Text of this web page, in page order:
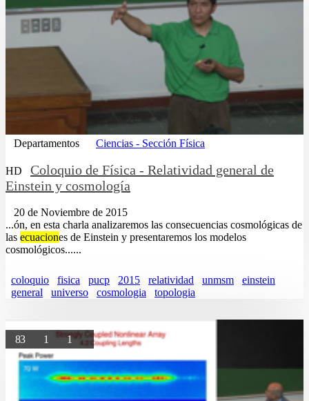
Departamentos Ciencias - Sección Física
HD
Coloquio de Física - Relatividad general de
Einstein y cosmología
20 de Noviembre de 2015
...ón, en esta charla analizaremos las consecuencias cosmológicas de
las ecuaciones de Einstein y presentaremos los modelos
cosmológicos......
coloquio fisica pucp 2015 relatividad unmsm
einstein
general
universo cosmologia topologia
83 1 1